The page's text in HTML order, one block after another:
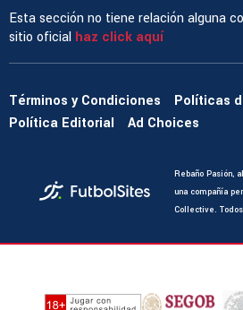
Esta sección no tiene relación alguna
sitio oficial haz click aquí
Términos y Condiciones
Políticas
Política Editorial
Ad Choices
Rebaño Pasión,
una compañía
Collective.